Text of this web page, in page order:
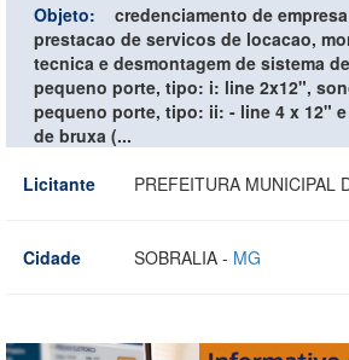
Objeto:
credenciamento de
prestacao de servicos de locacao,
tecnica e desmontagem de sistema
pequeno porte, tipo: i: line 2x12",
pequeno porte, tipo: ii: - line 4 x 12"
de bruxa (...
Licitante
PREFEITURA MUNICIPAL
Cidade SOBRALIA - MG